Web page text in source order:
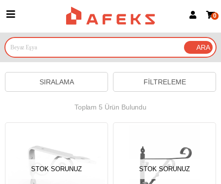
Google İle Bağlan
0
FILTRELEME
SIRALAMA
Toplam 5 Ürün Bulundu
STOK SORUNUZ STOK SORUNUZ